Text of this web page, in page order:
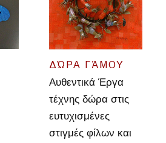
ΔΏΡΑ ΓΆΜΟΥ
Αυθεντικά Έργα
τέχνης δώρα στις
ευτυχισμένες
στιγμές φίλων και